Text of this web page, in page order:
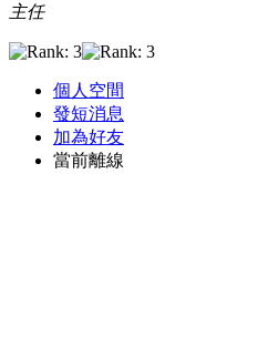
主任
個人空間
發短消息
加為好友
當前離線